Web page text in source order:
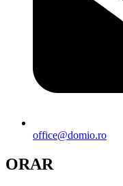
office@domio.ro
ORAR